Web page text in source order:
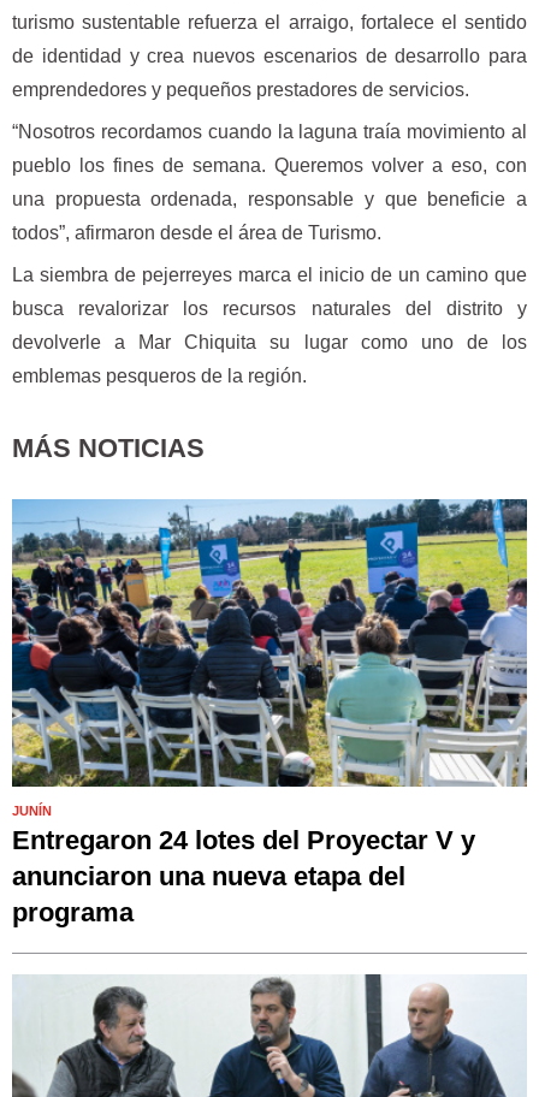
turismo sustentable refuerza el arraigo, fortalece el sentido
de identidad y crea nuevos escenarios de desarrollo para
emprendedores y pequeños prestadores de servicios.
“Nosotros recordamos cuando la laguna traía movimiento al
pueblo los fines de semana. Queremos volver a eso, con
una propuesta ordenada, responsable y que beneficie a
todos”, afirmaron desde el área de Turismo.
La siembra de pejerreyes marca el inicio de un camino que
busca revalorizar los recursos naturales del distrito y
devolverle a Mar Chiquita su lugar como uno de los
emblemas pesqueros de la región.
MÁS NOTICIAS
JUNÍN
Entregaron 24 lotes del Proyectar V y
anunciaron una nueva etapa del
programa